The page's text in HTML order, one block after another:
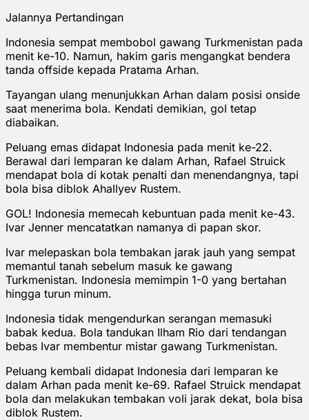
Jalannya Pertandingan
Indonesia sempat membobol gawang Turkmenistan pada
menit ke-10. Namun, hakim garis mengangkat bendera
tanda offside kepada Pratama Arhan.
Tayangan ulang menunjukkan Arhan dalam posisi onside
saat menerima bola. Kendati demikian, gol tetap
diabaikan.
Peluang emas didapat Indonesia pada menit ke-22.
Berawal dari lemparan ke dalam Arhan, Rafael Struick
mendapat bola di kotak penalti dan menendangnya, tapi
bola bisa diblok Ahallyev Rustem.
GOL! Indonesia memecah kebuntuan pada menit ke-43.
Ivar Jenner mencatatkan namanya di papan skor.
Ivar melepaskan bola tembakan jarak jauh yang sempat
memantul tanah sebelum masuk ke gawang
Turkmenistan. Indonesia memimpin 1-0 yang bertahan
hingga turun minum.
Indonesia tidak mengendurkan serangan memasuki
babak kedua. Bola tandukan Ilham Rio dari tendangan
bebas Ivar membentur mistar gawang Turkmenistan.
Peluang kembali didapat Indonesia dari lemparan ke
dalam Arhan pada menit ke-69. Rafael Struick mendapat
bola dan melakukan tembakan voli jarak dekat, bola bisa
diblok Rustem.